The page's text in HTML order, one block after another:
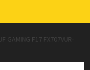
GAMING F17 FX707VUR-